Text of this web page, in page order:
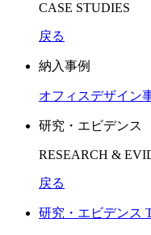
CASE STUDIES
戻る
納入事例
オフィスデザイン
研究・エビデンス
RESEARCH &
戻る
研究・エビデンス